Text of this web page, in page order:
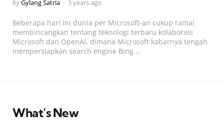
Posted
byGylang Satria 3 years ago
Beberapa hari ini dunia per Microsoft-an cukup ramai
membincangkan tentang teknologi terbaru kolaborasi
Microsoft dan OpenAI, dimana Microsoft kabarnya tengah
mempersiapkan search engine Bing...
What’s New